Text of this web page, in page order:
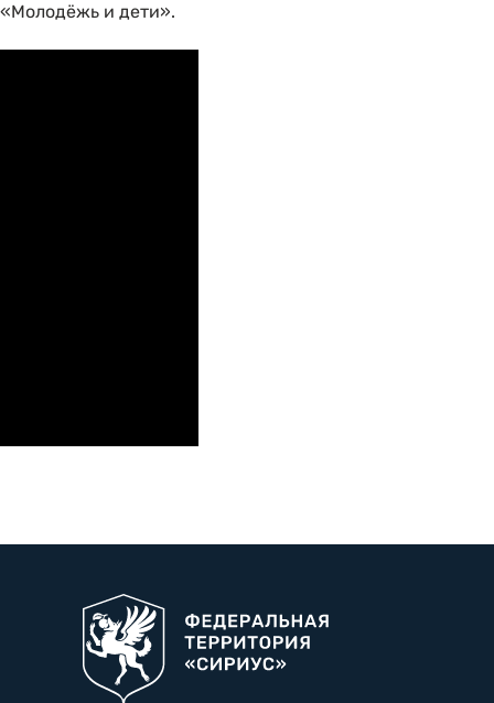
«Молодёжь и дети».